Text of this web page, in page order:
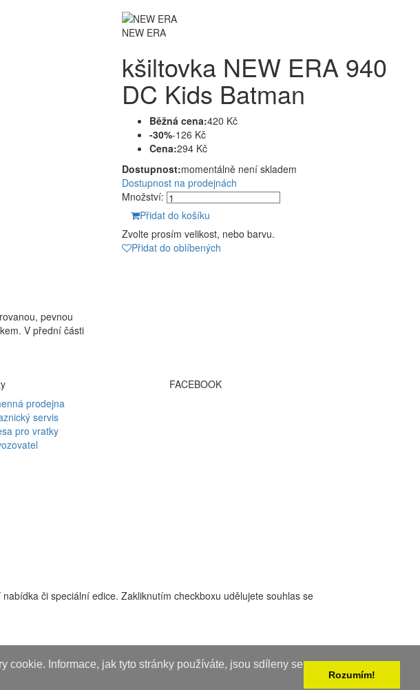
Informace, jak tyto stránky používáte, jsou sdíleny se
Rozumím!
NEW ERA
kšiltovka NEW ERA 940
DC Kids Batman
Běžná cena:420 Kč
-30%-126 Kč
Cena:294 Kč
Dostupnost:momentálně není skladem
Dostupnost na prodejnách
Množství:
Přidat do košíku
Zvolte prosím velikost, nebo barvu.
Přidat do oblíbených
pevnou
V přední části
prodejna
servis
pro vratky
FACEBOOK
či speciální edice. Zakliknutím checkboxu udělujete souhlas se